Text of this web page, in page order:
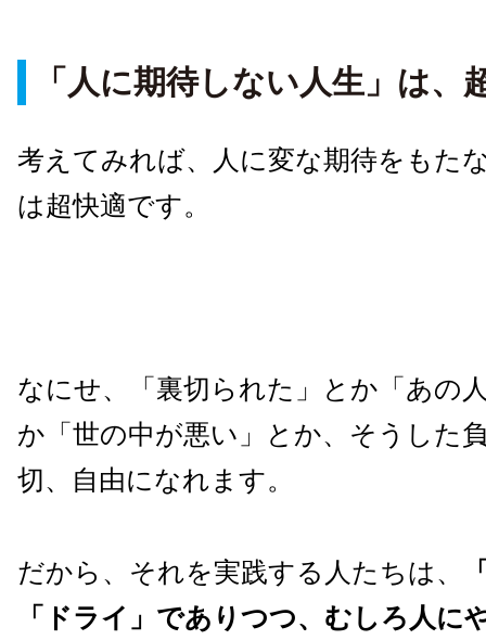
「人に期待しない人生」は、
考えてみれば、人に変な期待をもた
は超快適です。
なにせ、「裏切られた」とか「あの
か「世の中が悪い」とか、そうした
切、自由になれます。
だから、それを実践する人たちは、
「ドライ」でありつつ、むしろ人に